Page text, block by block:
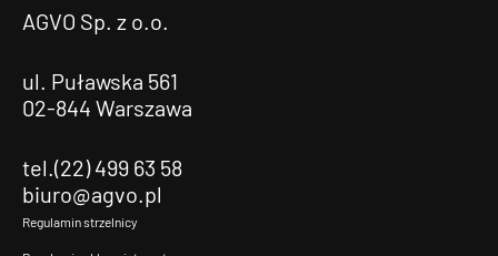
AGVO Sp. z o.o.
ul. Puławska 561
02-844 Warszawa
tel.(22) 499 63 58
biuro@agvo.pl
Regulamin strzelnicy